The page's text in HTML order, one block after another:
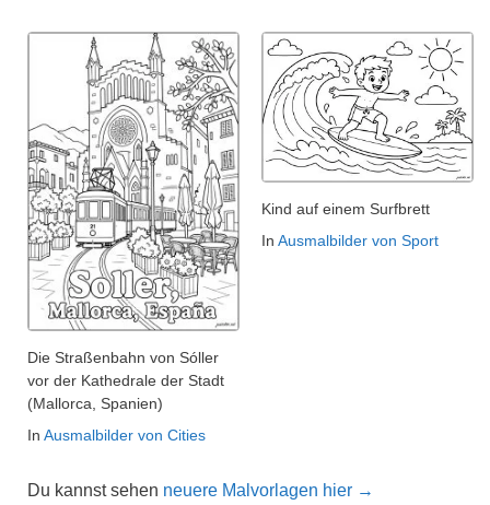
Die Straßenbahn von Sóller
vor der Kathedrale der Stadt
(Mallorca, Spanien)
In Ausmalbilder von Cities
Kind auf einem Surfbrett
In Ausmalbilder von Sport
Du kannst sehen neuere Malvorlagen hier →